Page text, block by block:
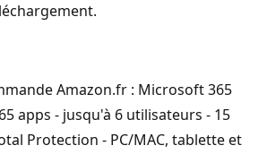
Amazon.fr : Microsoft 365
apps - jusqu'à 6 utilisateurs - 15
Protection - PC/MAC, tablette et